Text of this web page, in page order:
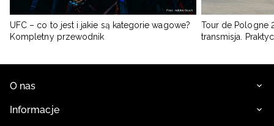
UFC – co to jest i jakie są kategorie wagowe?
Kompletny przewodnik
Tour de Pologne
transmisja.
O nas
Informacje